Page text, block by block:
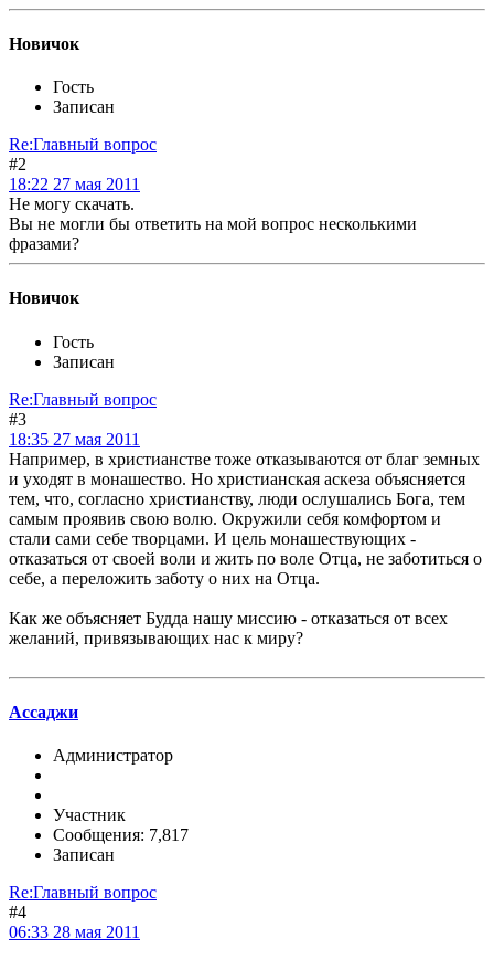
Новичок
Гость
Записан
Re:Главный вопрос
#2
18:22 27 мая 2011
Не могу скачать.
Вы не могли бы ответить на мой вопрос несколькими
фразами?
Новичок
Гость
Записан
Re:Главный вопрос
#3
18:35 27 мая 2011
Например, в христианстве тоже отказываются от благ земных
и уходят в монашество. Но христианская аскеза объясняется
тем, что, согласно христианству, люди ослушались Бога, тем
самым проявив свою волю. Окружили себя комфортом и
стали сами себе творцами. И цель монашествующих -
отказаться от своей воли и жить по воле Отца, не заботиться о
себе, а переложить заботу о них на Отца.
Как же объясняет Будда нашу миссию - отказаться от всех
желаний, привязывающих нас к миру?
Ассаджи
Администратор
Участник
Сообщения: 7,817
Записан
Re:Главный вопрос
#4
06:33 28 мая 2011